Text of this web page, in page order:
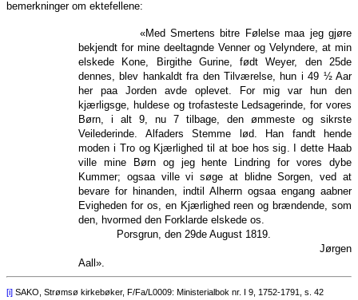
bemerkninger om ektefellene:
«Med Smertens bitre Følelse maa jeg gjøre
bekjendt for mine deeltagnde Venner og Velyndere, at min
elskede Kone, Birgithe Gurine, født Weyer, den 25de
dennes, blev hankaldt fra den Tilværelse, hun i 49 ½ Aar
her paa Jorden avde oplevet. For mig var hun den
kjærligsge, huldese og trofasteste Ledsagerinde, for vores
Børn, i alt 9, nu 7 tilbage, den ømmeste og sikrste
Veilederinde. Alfaders Stemme lød. Han fandt hende
moden i Tro og Kjærlighed til at boe hos sig. I dette Haab
ville mine Børn og jeg hente Lindring for vores dybe
Kummer; ogsaa ville vi søge at blidne Sorgen, ved at
bevare for hinanden, indtil Alherrn ogsaa engang aabner
Evigheden for os, en Kjærlighed reen og brændende, som
den, hvormed den Forklarde elskede os.
Porsgrun, den 29de August 1819.
Jørgen
Aall».
[i] SAKO, Strømsø kirkebøker, F/Fa/L0009: Ministerialbok nr. I 9, 1752-1791, s. 42